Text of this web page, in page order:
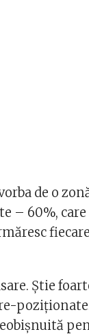
de o
– 60%,
Ştie